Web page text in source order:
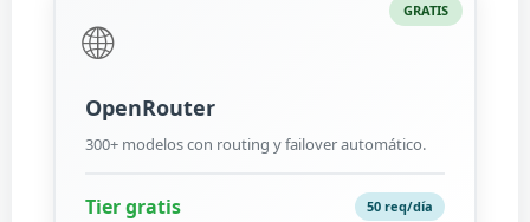
GRATIS
🌐
OpenRouter
300+ modelos con routing y failover automático.
Tier gratis 50 req/día